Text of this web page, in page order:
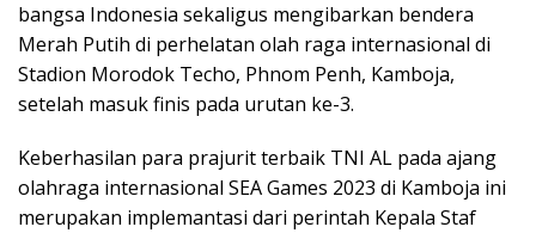
bangsa Indonesia sekaligus mengibarkan bendera
Merah Putih di perhelatan olah raga internasional di
Stadion Morodok Techo, Phnom Penh, Kamboja,
setelah masuk finis pada urutan ke-3.
Keberhasilan para prajurit terbaik TNI AL pada ajang
olahraga internasional SEA Games 2023 di Kamboja ini
merupakan implemantasi dari perintah Kepala Staf